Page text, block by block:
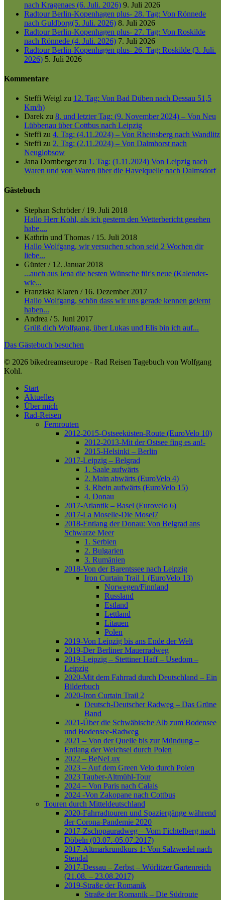
nach Kragenaes (6. Juli. 2026) 9. Juli 2026
Radtour Berlin-Kopenhagen plus- 28. Tag: Von Rönnede
nach Guldborg(5. Juli. 2026) 8. Juli 2026
Radtour Berlin-Kopenhagen plus- 27. Tag: Von Roskilde
nach Rönnede (4. Juli. 2026) 7. Juli 2026
Radtour Berlin-Kopenhagen plus- 26. Tag: Roskilde (3. Juli.
2026) 5. Juli 2026
Kommentare
Steffi Weigl zu 12. Tag: Von Bad Düben nach Dessau 51,5
Km/h)
Darek zu 8. und letzter Tag: (9. November 2024) – Von Neu
Lübbenau über Cottbus nach Leipzig
Steffi zu 4. Tag: (4.11.2024) – Von Rheinsberg nach Wandlitz
Steffi zu 2. Tag: (2.11.2024) – Von Dalmhorst nach
Neuglobsow
Jana Dornbergerzu 1. Tag: (1.11.2024) Von Leipzig nach
Waren und von Waren über die Havelquelle nach Dalmsdorf
Gästebuch
Stephan Schröder/ 19. Juli 2018
Hallo Herr Kohl, als ich gestern den Wetterbericht gesehen
habe,...
Kathrin und Thomas / 15. Juli 2018
Hallo Wolfgang, wir versuchen schon seid 2 Wochen dir
liebe...
Günter/ 12. Januar 2018
...auch aus Jena die besten Wünsche für's neue (Kalender-
wie...
Franziska Klaren / 16. Dezember 2017
Hallo Wolfgang, schön dass wir uns gerade kennen gelernt
haben...
Andrea / 5. Juni 2017
Grüß dich Wolfgang, über Lukas und Elis bin ich auf...
Das Gästebuch besuchen
© 2026 bikedreamseurope - Rad Reisen Tagebuch von Wolfgang
Kohl.
Close
Menu
Start
Aktuelles
Über mich
Rad-Reisen
Fernrouten
2012-2015-Ostseeküsten-Route (EuroVelo 10)
2012-2013-Mit der Ostsee fing es an!-
2015-Helsinki – Berlin
2017-Leipzig – Belgrad
1. Saale aufwärts
2. Main abwärts (EuroVelo 4)
3. Rhein aufwärts (EuroVelo 15)
4. Donau
2017-Atlantik – Basel (Eurovelo 6)
2017-La Moselle-Die Mosel7
2018-Entlang der Donau: Von Belgrad ans
Schwarze Meer
1. Serbien
2. Bulgarien
3. Rumänien
2018-Von der Barentssee nach Leipzig
Iron Curtain Trail 1 (EuroVelo 13)
Norwegen/Finnland
Russland
Estland
Lettland
Litauen
Polen
2019-Von Leipzig bis ans Ende der Welt
2019-Der Berliner Mauerradweg
2019-Leipzig – Stettiner Haff – Usedom –
Leipzig
2020-Mit dem Fahrrad durch Deutschland – Ein
Bilderbuch
2020-Iron Curtain Trail 2
Deutsch-Deutscher Radweg – Das Grüne
Band
2021-Über die Schwäbische Alb zum Bodensee
und Bodensee-Radweg
2021 – Von der Quelle bis zur Mündung –
Entlang der Weichsel durch Polen
2022 – BeNeLux
2023 – Auf dem Green Velo durch Polen
2023 Tauber-Altmühl-Tour
2024 – Von Paris nach Calais
2024 -Von Zakopane nach Cottbus
Touren durch Mitteldeutschland
2020-Fahrradtouren und Spaziergänge während
der Corona-Pandemie 2020
2017-Zschopauradweg – Vom Fichtelberg nach
Döbeln (03.07.-05.07.2017)
2017-Altmarkrundkurs 1: Von Salzwedel nach
Stendal
2017-Dessau – Zerbst – Wörlitzer Gartenreich
(21.08. – 23.08.2017)
2019-Straße der Romanik
Straße der Romanik – Die Südroute